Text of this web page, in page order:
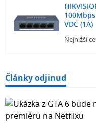
VDC (1A)
Nejnižší
Články odjinud